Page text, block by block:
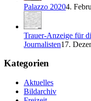
Palazzo 20204.
Trauer-Anzeige für
Journalisten17.
Kategorien
Aktuelles
Bildarchiv